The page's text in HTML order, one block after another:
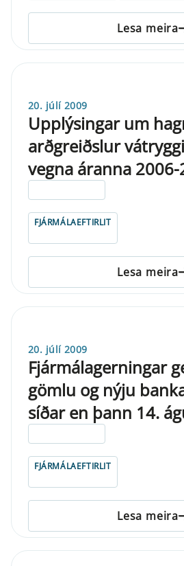
Lesa meira
20. júlí 2009
Upplýsingar um
arðgreiðslur
vegna áranna
FJÁRMÁLAEFTIRLIT
Lesa meira
20. júlí 2009
Fjármálagerningar
gömlu og nýju
síðar en þann 14.
FJÁRMÁLAEFTIRLIT
Lesa meira